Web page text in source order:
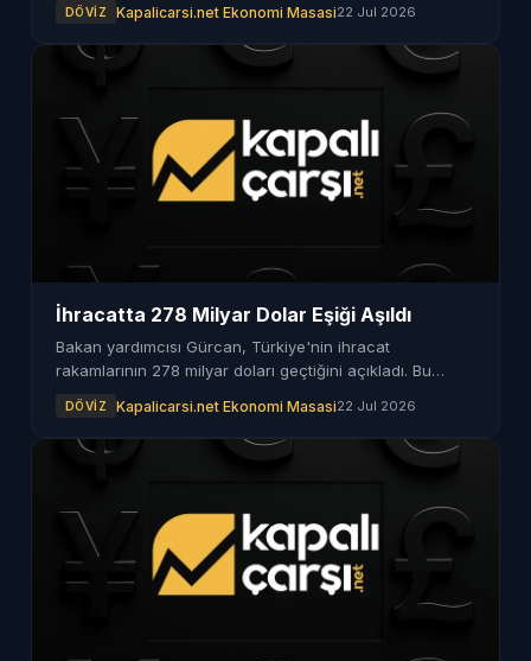
DÖVIZ Kapalicarsi.net Ekonomi Masasi22 Jul 2026
İhracatta 278 Milyar Dolar Eşiği Aşıldı
Bakan yardımcısı Gürcan, Türkiye'nin ihracat
rakamlarının 278 milyar doları geçtiğini açıkladı. Bu
DÖVIZ Kapalicarsi.net Ekonomi Masasi22 Jul 2026